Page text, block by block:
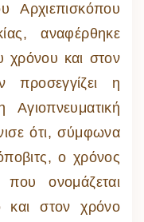
Αρχιεπισκόπου
αναφέρθηκε
χρόνου και στον
η
ότι, σύμφωνα
ο χρόνος
ονομάζεται
στον χρόνο